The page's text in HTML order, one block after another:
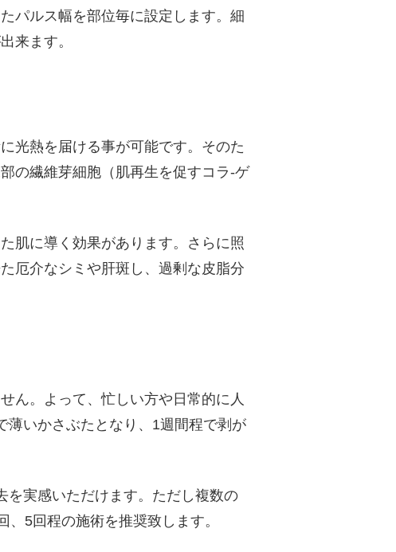
パルス幅を部位毎に設定します。細
来ます。
光熱を届ける事が可能です。そのた
の繊維芽細胞（肌再生を促すコラ-ゲ
肌に導く効果があります。さらに照
厄介なシミや肝斑し、過剰な皮脂分
ん。よって、忙しい方や日常的に人
薄いかさぶたとなり、1週間程で剥が
を実感いただけます。ただし複数の
5回程の施術を推奨致します。